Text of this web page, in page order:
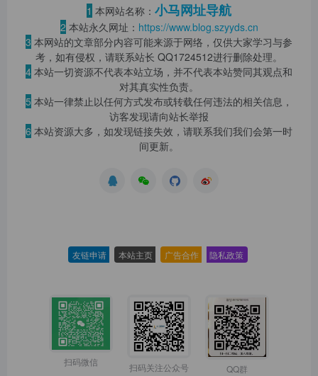
1 本网站名称： 小马网址导航
2 本站永久网址： https://www.blog.szyyds.cn
3 本网站的文章部分内容可能来源于网络，仅供大家学习与参
考，如有侵权，请联系站长 QQ1724512进行删除处理。
4 本站一切资源不代表本站立场，并不代表本站赞同其观点和
对其真实性负责。
5 本站一律禁止以任何方式发布或转载任何违法的相关信息，
访客发现请向站长举报
6 本站资源大多，如发现链接失效，请联系我们我们会第一时
间更新。
友链申请 本站主页 广告合作 隐私政策
扫码微信 扫码关注公众号 QQ群